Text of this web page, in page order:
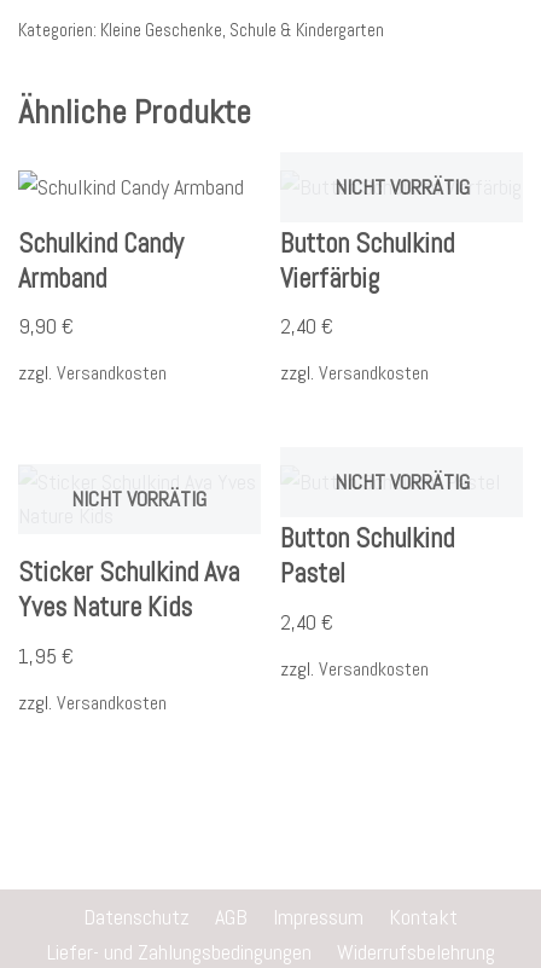
Kategorien: Kleine Geschenke, Schule & Kindergarten
Ähnliche Produkte
Schulkind Candy
Armband
9,90 €
zzgl. Versandkosten
NICHT VORRÄTIG
Button Schulkind
Vierfärbig
2,40€
zzgl.Versandkosten
NICHT VORRÄTIG
Sticker Schulkind Ava
Yves Nature Kids
1,95 €
zzgl. Versandkosten
NICHT VORRÄTIG
Button Schulkind
Pastel
2,40€
zzgl.Versandkosten
Datenschutz AGB Impressum
Kontakt
Liefer- und Zahlungsbedingungen
Widerrufsbelehrung